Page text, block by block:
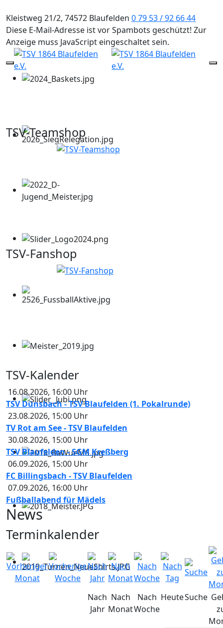
Kleistweg 21/2, 74572 Blaufelden 0 79 53 / 92 66 44
Diese E-Mail-Adresse ist vor Spambots geschützt! Zur
Anzeige muss JavaScript eingeschaltet sein.
Mobile Menu Toggle
TSV-Teamshop
TSV-Fanshop
TSV-Kalender
16.08.2026, 16:00 Uhr
TSV Dünsbach - TSV Blaufelden (1. Pokalrunde)
23.08.2026, 15:00 Uhr
TV Rot am See - TSV Blaufelden
30.08.2026, 15:00 Uhr
TSV Blaufelden - SGM Kreßberg
06.09.2026, 15:00 Uhr
FC Billingsbach - TSV Blaufelden
07.09.2026, 16:00 Uhr
Fußballabend für Mädels
News
Terminkalender
Nach
Jahr
Nach
Monat
Nach
Woche
HeuteSuche